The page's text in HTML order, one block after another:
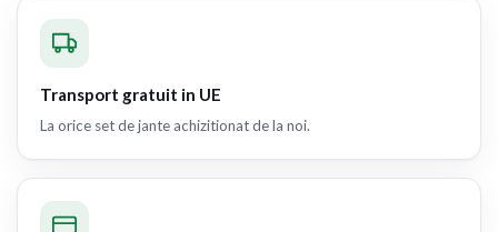
Transport gratuit in UE
La orice set de jante achizitionat de la noi.